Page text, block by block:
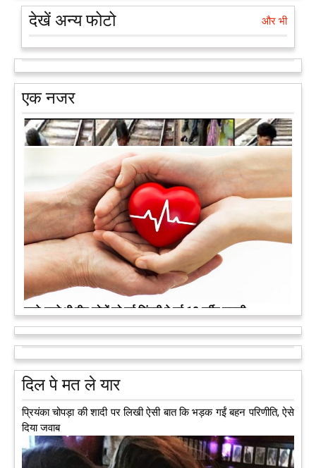
देखें अन्य फोटो और भी
एक नजर
मरते-मरते भी तीन लोगों को नई जिंदगी दे गई 13 वर्षीय लड़की
कुछ लोग मौत जैसी खौफनाक हकीकत को भी खूबसूरत मोड़ दे जाते हैं। वह
मरने के बाद भी इस धरती पर अपने आप को जीवित छोड़ ज़ाते हैं। दुनिया
को अलविदा कह चुकी 13 वर्षीय लड़की के अंगदान से 3 जरूरतमंद लोगों
को नई जिंदगी मिल गई।आगे पढ़ें
दिल पे मत ले यार
प्रियंका चोपड़ा की शादी पर लिखी ऐसी बात कि भड़क गईं बहन परिणीति, ऐसे
दिया जवाब